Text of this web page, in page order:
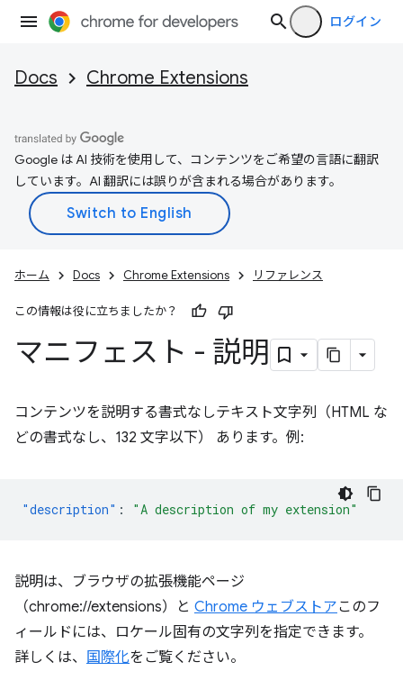
ログイン
Docs Chrome Extensions
Google は AI 技術を使用して、コンテンツをご希望の言語に翻訳
しています。AI 翻訳には誤りが含まれる場合があります。
ホーム Docs Chrome Extensions リファレンス
この情報は役に立ちましたか？
マニフェスト - 説明
コンテンツを説明する書式なしテキスト文字列（HTML な
どの書式なし、132 文字以下） あります。例:
"description" : "A description of my extension"
説明は、ブラウザの拡張機能ページ
（chrome://extensions）と Chrome ウェブストア このフ
ィールドには、ロケール固有の文字列を指定できます。
詳しくは、 国際化をご覧ください。